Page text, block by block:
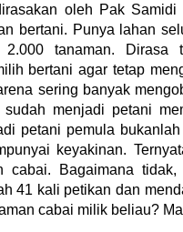
oleh Pak
bertani. Punya lahan
2.000 tanaman.
bertani agar tetap
sering banyak
menjadi petani
petani pemula
keyakinan.
cabai. Bagaimana
41 kali petikan dan
cabai milik beliau?